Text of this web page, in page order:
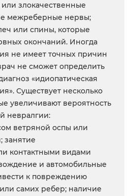
злокачественные
межреберные нервы;
или спины, которые
окончаний. Иногда
не имеет точных причин
не сможет определить
«идиопатическая
Существует несколько
увеличивают вероятность
невралгии:
ветряной оспы или
занятие
контактными видами
и автомобильные
к повреждению
самих ребер; наличие